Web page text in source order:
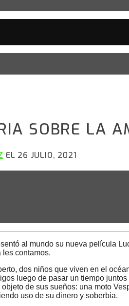
SOBRE LA
EL 26 JULIO, 2021
al mundo su nueva película
les contamos.
dos niños que viven en el
luego de pasar un tiempo
de sus sueños: una moto
uso de su dinero y soberbia.